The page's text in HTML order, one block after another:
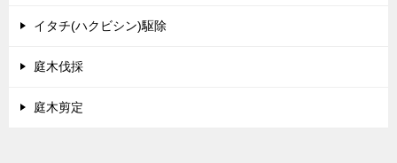
イタチ(ハクビシン)駆除
庭木伐採
庭木剪定